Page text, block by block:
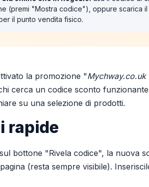
(premi "Mostra codice"), oppure scarica
il punto vendita fisico.
la promozione "
cerca un codice sconto
su una selezione di prodotti.
rapide
bottone "Rivela codice", la nuova
(resta sempre visibile).